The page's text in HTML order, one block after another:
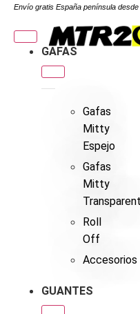
Envío gratis España península desde
GAFAS
Gafas
Mitty
Espejo
Gafas
Mitty
Roll
Off
Accesorios
GUANTES